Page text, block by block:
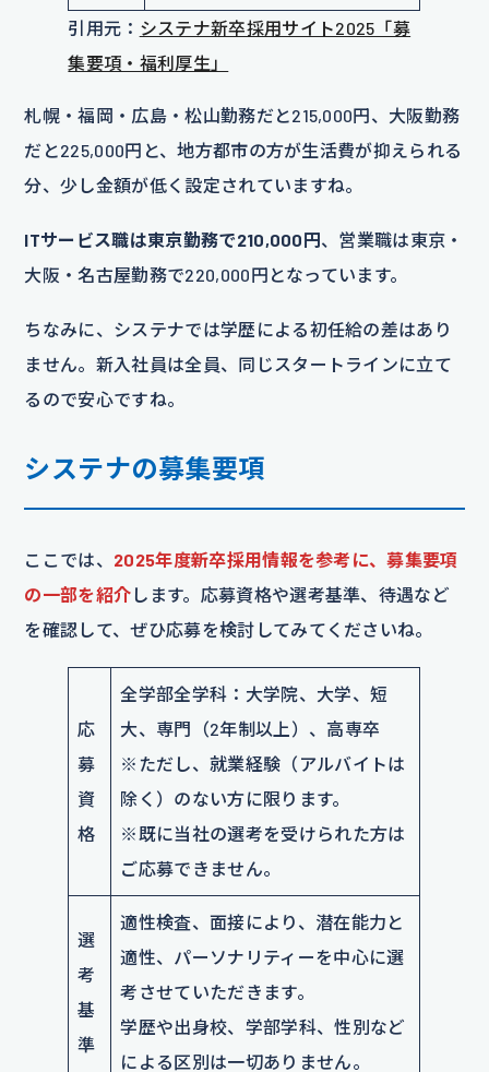
引用元： システナ新卒採用サイト2025「募
集要項・福利厚生」
札幌・福岡・広島・松山勤務だと215,000円、大阪勤務
だと225,000円と、地方都市の方が生活費が抑えられる
分、少し金額が低く設定されていますね。
ITサービス職は東京勤務で210,000円、営業職は東京・
大阪・名古屋勤務で220,000円となっています。
ちなみに、システナでは学歴による初任給の差はあり
ません。新入社員は全員、同じスタートラインに立て
るので安心ですね。
システナの募集要項
ここでは、 2025年度新卒採用情報を参考に、募集要項
の一部を紹介 します。応募資格や選考基準、待遇など
を確認して、ぜひ応募を検討してみてくださいね。
応
募
資
格
全学部全学科：大学院、大学、短
大、専門（2年制以上）、高専卒
※ただし、就業経験（アルバイトは
除く）のない方に限ります。
※既に当社の選考を受けられた方は
ご応募できません。
選
考
基
準
適性検査、面接により、潜在能力と
適性、パーソナリティーを中心に選
考させていただきます。
学歴や出身校、学部学科、性別など
による区別は一切ありません。